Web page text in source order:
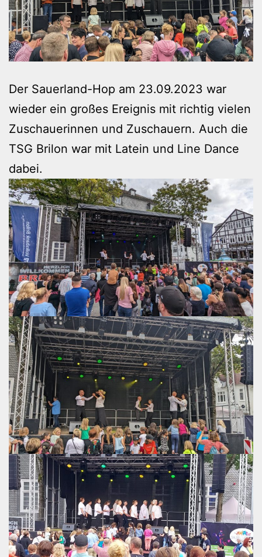
Der Sauerland-Hop am 23.09.2023 war
wieder ein großes Ereignis mit richtig vielen
Zuschauerinnen und Zuschauern. Auch die
TSG Brilon war mit Latein und Line Dance
dabei.